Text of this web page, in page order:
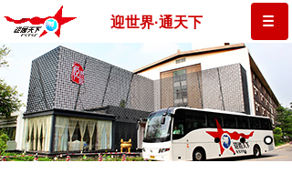
迎世界·通天下